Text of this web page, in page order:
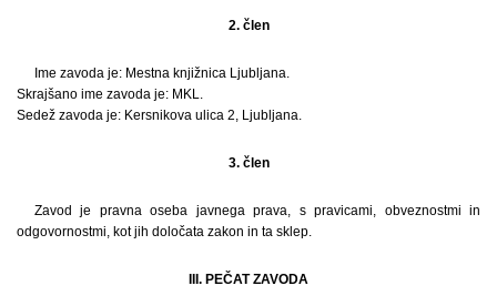
2. člen
Ime zavoda je: Mestna knjižnica Ljubljana.
Skrajšano ime zavoda je: MKL.
Sedež zavoda je: Kersnikova ulica 2, Ljubljana.
3. člen
Zavod je pravna oseba javnega prava, s pravicami, obveznostmi in
odgovornostmi, kot jih določata zakon in ta sklep.
III. PEČAT ZAVODA